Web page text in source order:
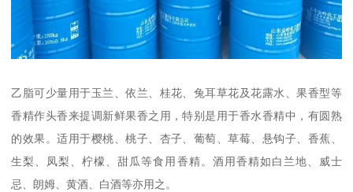
乙脂可少量用于玉兰、依兰、桂花、兔耳草花及花露水、果香型等
香精作头香来提调新鲜果香之用，特别是用于香水香精中，有圆熟
的效果。适用于樱桃、桃子、杏子、葡萄、草莓、悬钩子、香蕉、
生梨、凤梨、柠檬、甜瓜等食用香精。酒用香精如白兰地、威士
忌、朗姆、黄酒、白酒等亦用之。